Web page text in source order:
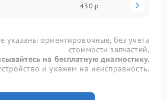
430 р
указаны ориентировочные, без учета
стоимости запчастей.
на бесплатную диагностику.
и укажем на неисправность.